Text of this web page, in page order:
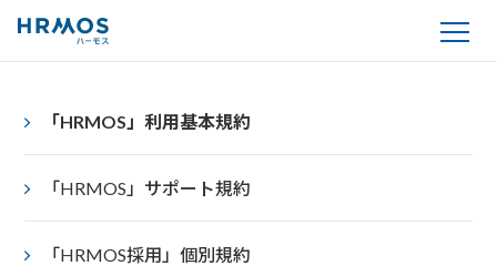
「HRMOS」利用基本規約
「HRMOS」サポート規約
「HRMOS採用」個別規約